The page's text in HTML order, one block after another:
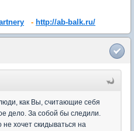
- http://ab-balk.ru/
как Вы, считающие себя
дело. За собой бы следили.
не хочет скидываться на